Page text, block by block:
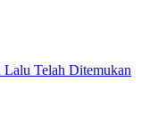
Lalu Telah Ditemukan